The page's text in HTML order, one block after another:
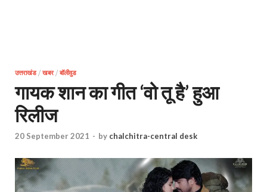
उत्तराखंड/ खबर/ बॉलीवुड
गायक शान का गीत ‘वो तू है’ हुआ
रिलीज
20 September 2021 - by chalchitra-central desk